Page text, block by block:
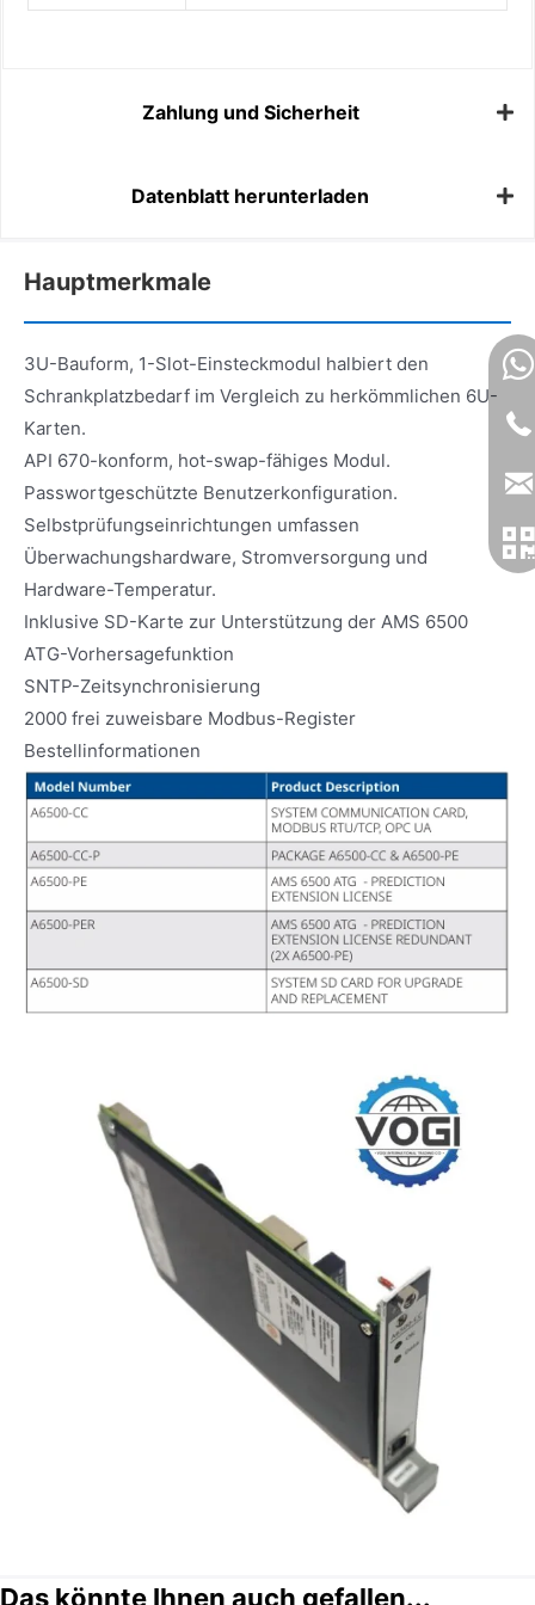
Zahlung und Sicherheit
Datenblatt herunterladen
Hauptmerkmale
3U-Bauform, 1-Slot-Einsteckmodul halbiert den
Schrankplatzbedarf im Vergleich zu herkömmlichen 6U-
Karten.
API 670-konform, hot-swap-fähiges Modul.
Passwortgeschützte Benutzerkonfiguration.
Selbstprüfungseinrichtungen umfassen
Überwachungshardware, Stromversorgung und
Hardware-Temperatur.
Inklusive SD-Karte zur Unterstützung der AMS 6500
ATG-Vorhersagefunktion
SNTP-Zeitsynchronisierung
2000 frei zuweisbare Modbus-Register
Bestellinformationen
Das könnte Ihnen auch gefallen...